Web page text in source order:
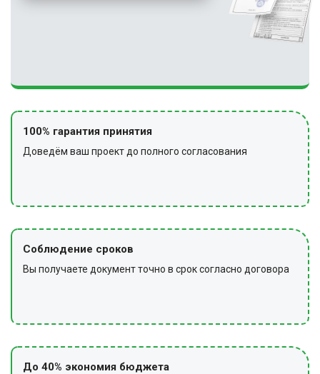
100% гарантия принятия
Доведём ваш проект до полного согласования
Соблюдение сроков
Вы получаете документ точно в срок согласно договора
До 40% экономия бюджета